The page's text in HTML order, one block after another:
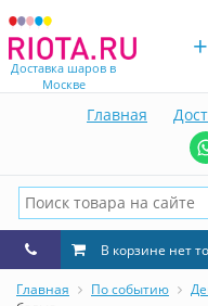
Доставка шаров в
Москве
Главная
В корзине нет
Главная По событию